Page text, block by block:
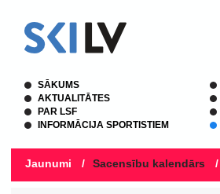
SĀKUMS
AKTUALITĀTES
PAR LSF
INFORMĀCIJA SPORTISTIEM
Jaunumi / Sacensību kalendārs /